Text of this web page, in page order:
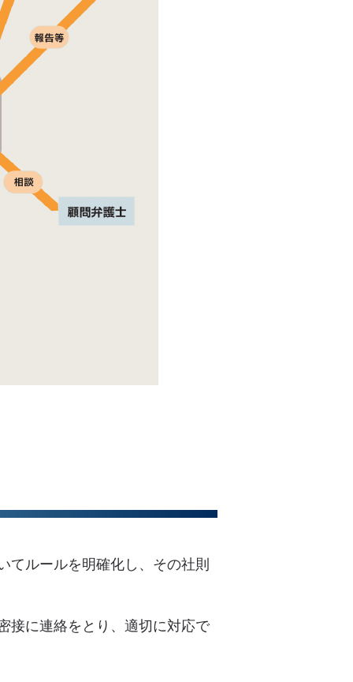
てルールを明確化し、その社則
接に連絡をとり、適切に対応で